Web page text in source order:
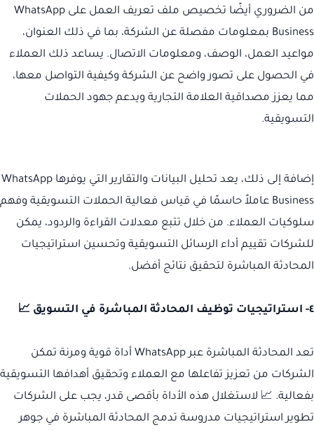
من الضروري أيضًا تخصيص ملف تعريف العمل على WhatsApp
Business بمعلومات مفصلة عن الشركة، بما في ذلك العنوان،
مواعيد العمل، الوصف، ومعلومات الاتصال. يساعد ذلك العملاء
في الحصول على تصور واضح عن الشركة وكيفية التواصل معها،
مما يعزز مصداقية العلامة التجارية ويدعم جهود الحملات
التسويقية.
إضافة إلى ذلك، يعد تحليل البيانات والتقارير التي يوفرها WhatsApp
Business عاملاً حاسمًا في قياس فعالية الحملات التسويقية وفهم
سلوكيات العملاء. من خلال تتبع معدلات القراءة والردود، يمكن
للشركات تقييم أداء الرسائل التسويقية وتحسين استراتيجيات
المحادثة المباشرة لتحقيق نتائج أفضل.
٤- استراتيجيات توظيف المحادثة المباشرة في التسويق 📈
تعد المحادثة المباشرة عبر WhatsApp أداة قوية ومرنة تمكن
الشركات من تعزيز تفاعلها مع العملاء وتحقيق أهدافها التسويقية
بفعالية. 📈 لاستغلال هذه الأداة بأقصى قدر، يجب على الشركات
تطوير استراتيجيات مدروسة تدمج المحادثة المباشرة في جوهر